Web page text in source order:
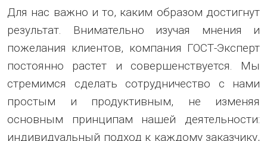
Для нас важно и то, каким образом достигнут
результат. Внимательно изучая мнения и
пожелания клиентов, компания ГОСТ-Эксперт
постоянно растет и совершенствуется. Мы
стремимся сделать сотрудничество с нами
простым и продуктивным, не изменяя
основным принципам нашей деятельности:
индивидуальный подход к каждому заказчику,